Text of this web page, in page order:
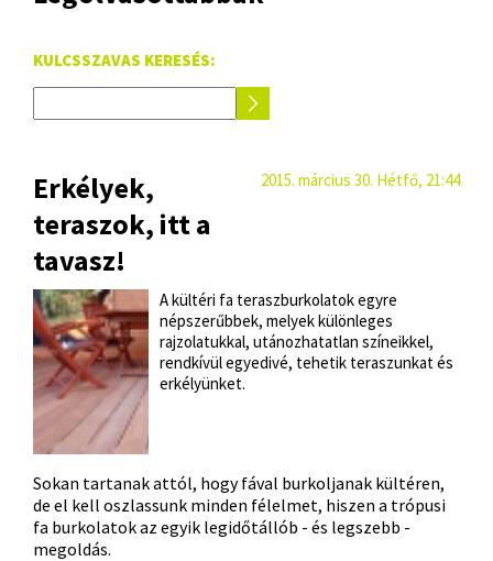
KULCSSZAVAS KERESÉS:
Erkélyek,
teraszok, itt a
tavasz!
2015. március 30. Hétfő, 21:44
A kültéri fa teraszburkolatok egyre
népszerűbbek, melyek különleges
rajzolatukkal, utánozhatatlan színeikkel,
rendkívül egyedivé, tehetik teraszunkat és
erkélyünket.
Sokan tartanak attól, hogy fával burkoljanak kültéren,
de el kell oszlassunk minden félelmet, hiszen a trópusi
fa burkolatok az egyik legidőtállób - és legszebb -
megoldás.